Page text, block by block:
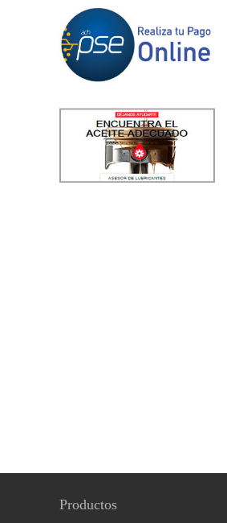
Productos